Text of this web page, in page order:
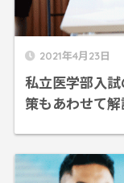
2021年4月23日
私立医学部入
策もあわせて